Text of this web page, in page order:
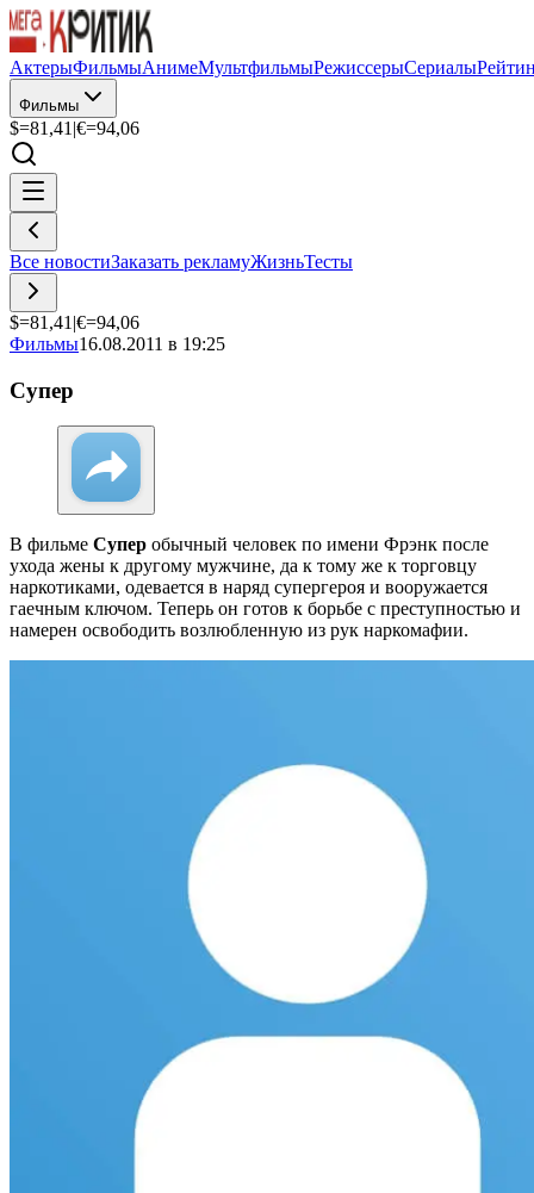
АктерыФильмыАнимеМультфильмыРежиссерыСериалы
Фильмы
$=81,41 |€=94,06
Все новостиЗаказать рекламуЖизньТесты
$=81,41 |€=94,06
Фильмы16.08.2011 в 19:25
Супер
В фильме Супер обычный человек по имени Фрэнк после
ухода жены к другому мужчине, да к тому же к торговцу
наркотиками, одевается в наряд супергероя и вооружается
гаечным ключом. Теперь он готов к борьбе с преступностью и
намерен освободить возлюбленную из рук наркомафии.